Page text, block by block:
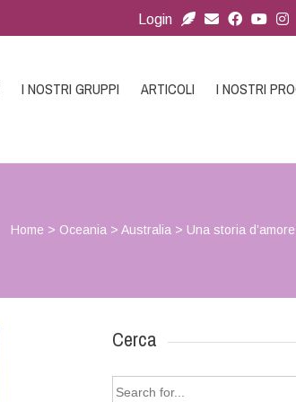
Login
I NOSTRI GRUPPI ARTICOLI I NOSTRI
Home > Oceania > Australia > Una storia
Cerca
Search
for: